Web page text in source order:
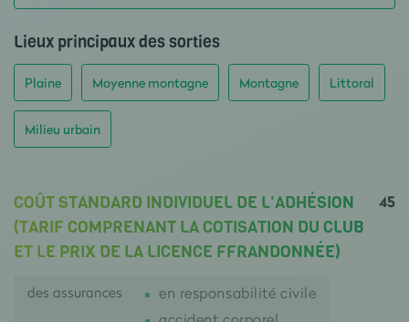
Lieux principaux des sorties
Plaine Moyenne montagne Montagne Littoral
Milieu urbain
COÛT STANDARD INDIVIDUEL DE L'ADHÉSION
(TARIF COMPRENANT LA COTISATION DU CLUB
ET LE PRIX DE LA LICENCE FFRANDONNÉE)
45
des assurances
en responsabilité civile